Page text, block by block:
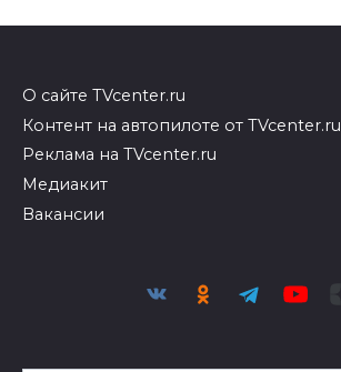
О сайте TVcenter.ru
Контент на автопилоте от TVcenter.ru
Реклама на TVcenter.ru
Медиакит
Вакансии